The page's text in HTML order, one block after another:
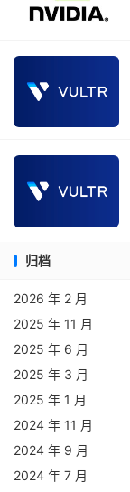
归档
2026 年 2 月
2025 年 11 月
2025 年 6 月
2025 年 3 月
2025 年 1 月
2024 年 11 月
2024 年 9 月
2024 年 7 月